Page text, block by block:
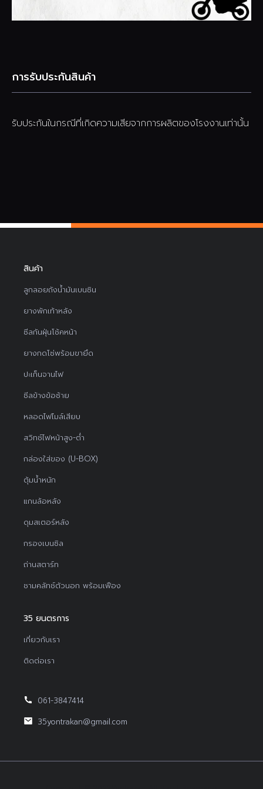
การรับประกันสินค้า
รับประกันในกรณีที่เกิดความเสียจากการผลิตของโรงงานเท่านั้น
สินค้า
ลูกลอยถังน้ำมันเบนซิน
ยางพักเท้าหลัง
ซีลกันฝุ่นโช้คหน้า
ยางกดโซ่พร้อมขายึด
ปะเก็นจานไฟ
ซีลข้างข้อซ้าย
หลอดไฟไมล์เสียบ
สวิทช์ไฟหน้าสูง-ต่ำ
กล่องใส่ของ (U-BOX)
ตุ้มน้ำหนัก
แกนล้อหลัง
ดุมสเตอร์หลัง
กรองเบนซิล
ถ่านสตาร์ท
ชามคลัทช์ตัวนอก พร้อมเฟือง
35 ยนตรการ
เกี่ยวกับเรา
ติดต่อเรา
061-3847414
35yontrakan@gmail.com